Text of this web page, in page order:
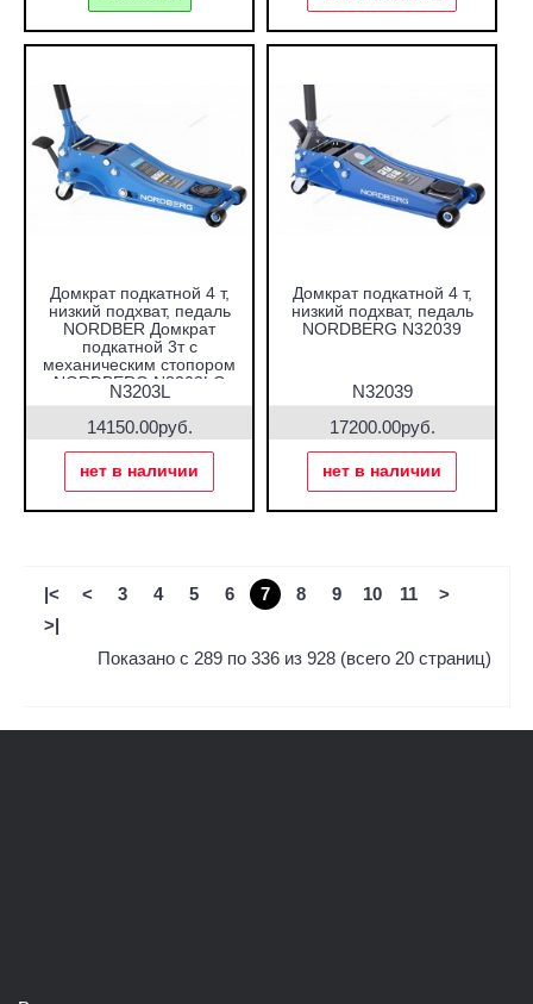
Домкрат подкатной 4 т,
низкий подхват, педаль
NORDBER Домкрат
подкатной 3т с
механическим стопором
NORDBERG N3203LG
N32039
N3203L
14150.00руб.
нет в наличии
Домкрат подкатной 4 т,
низкий подхват, педаль
NORDBERG N32039
N32039
17200.00руб.
нет в наличии
|< < 3 4 5 6 7 8 9 10 11
>
>|
Показано с 289 по 336 из 928 (всего 20 страниц)